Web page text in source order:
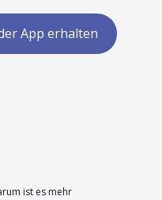
App erhalten
ist es mehr